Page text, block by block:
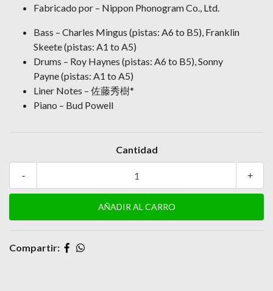
Fabricado por – Nippon Phonogram Co., Ltd.
Bass – Charles Mingus (pistas: A6 to B5), Franklin
Skeete (pistas: A1 to A5)
Drums – Roy Haynes (pistas: A6 to B5), Sonny
Payne (pistas: A1 to A5)
Liner Notes – 佐藤秀樹*
Piano – Bud Powell
Cantidad
+
-
Compartir: